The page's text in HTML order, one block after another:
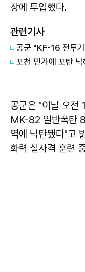
장에 투입했다.
관련기사
포천 민가에 포탄 낙
공군은 "이날 오전
MK-82 일반폭탄
역에 낙탄됐다"고
화력 실사격 훈련